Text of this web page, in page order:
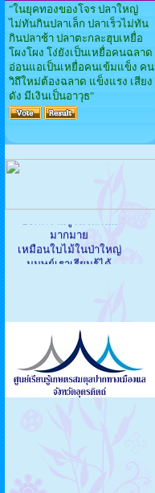
"ในยุคทองของโจร ปลาใหญ่
ไม่ทันกินปลาเล็ก ปลาเร็วไม่ทัน
กินปลาช้า ปลาตะกละฮุบเหยื่อ
โผงโผง โง่ยังเป็นเหยื่อคนฉลาด
อ่อนแอเป็นเหยื่อคนเข้มแข็ง คน
วิถึใหม่ต้องฉลาด แข็งแรง เสียง
ดัง มีเงินเป็นอาวุธ"
มากมาย
เหมือนใบไม้ในป่าใหญ่
มนุษย์เราเรียนรู้ได้
นั่นคือกุศลอันใหญ่ยิ่ง'
องค์พระสัมมาสัมพุทธเจ้า